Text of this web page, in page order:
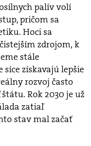
palív volí
pričom sa
Hoci sa
zdrojom, k
stále
získavajú lepšie
rozvoj často
Rok 2030 je už
zatiaľ
stav mal začať